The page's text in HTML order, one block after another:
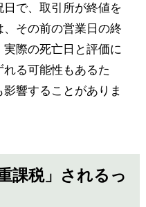
で、取引所が終値を
その前の営業日の終
際の死亡日と評価に
る可能性もあるた
響することがありま
課税」されるっ